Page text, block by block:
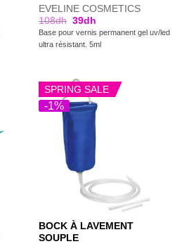
EVELINE COSMETICS
108dh 39dh
Base pour vernis permanent gel uv/led
ultra résistant. 5ml
-1%
SPRING SALE
BOCK À LAVEMENT
SOUPLE